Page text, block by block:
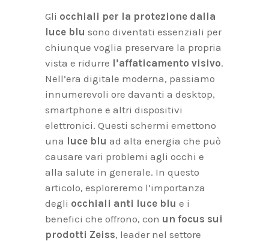
Gli occhiali per la protezione dalla
luce blu sono diventati essenziali per
chiunque voglia preservare la propria
vista e ridurre l’affaticamento visivo.
Nell’era digitale moderna, passiamo
innumerevoli ore davanti a desktop,
smartphone e altri dispositivi
elettronici. Questi schermi emettono
una luce blu ad alta energia che può
causare vari problemi agli occhi e
alla salute in generale. In questo
articolo, esploreremo l’importanza
degli occhiali anti luce blu e i
benefici che offrono, con un focus sui
prodotti Zeiss, leader nel settore